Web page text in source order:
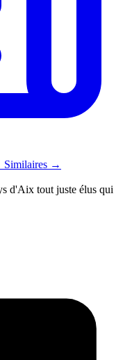
Similaires →